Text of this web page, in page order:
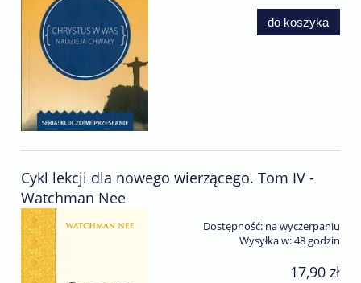
do koszyka
Cykl lekcji dla nowego wierzącego. Tom IV -
Watchman Nee
Dostępność: na wyczerpaniu
Wysyłka w:48 godzin
17,90 zł